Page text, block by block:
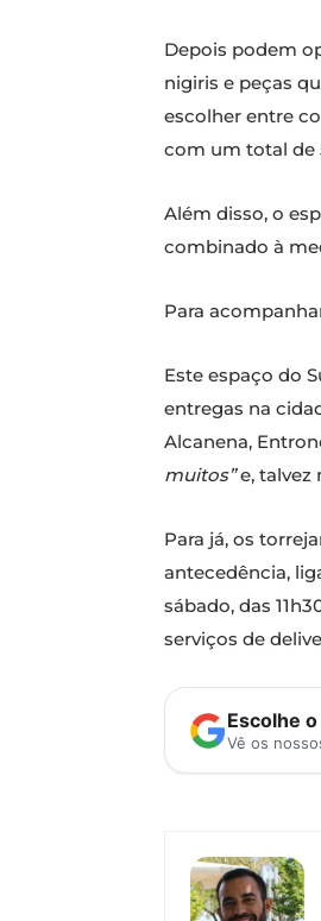
Depois podem
nigiris e peças
escolher entre
com um total de
Além disso, o
combinado à
Para
Este espaço do
entregas na
Alcanena,
muitos”e, talvez
Para já, os
antecedência,
sábado, das
serviços de
Escolhe
Vê os